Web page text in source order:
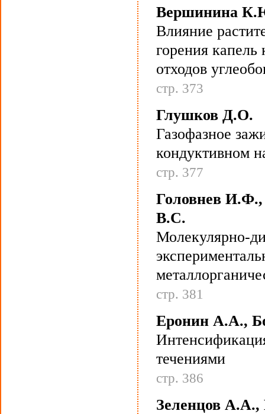
Вершинина
Влияние
горения
отходов
стр. 373
Глушков Д.О.
Газофазное
кондуктивном
стр. 377
Головнев
В.С.
Молекулярно-
стр. 381
Еронин А.А.,
течениями
стр. 386
Зеленцов